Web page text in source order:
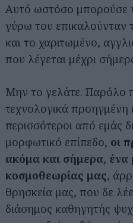
Αυτό ωστόσο μπορούσε
γύρω του επικαλούνταν
και το χαριτωμένο,
που λέγεται μέχρι
Μην το γελάτε. Παρόλο
τεχνολογικά προηγμένη
περισσότεροι από εμάς
μορφωτικό επίπεδο, οι
ακόμα και σήμερα, ένα
κοσμοθεωρίας μας,
θρησκεία μας, που δε
διάσημος καθηγητής